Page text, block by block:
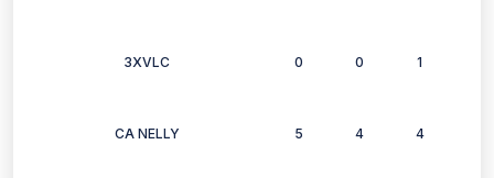
3XVLC 0 0 1
CA NELLY 5 4 4